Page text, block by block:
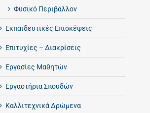
Φυσικό Περιβάλλον
Εκπαιδευτικές Επισκέψεις
Επιτυχίες – Διακρίσεις
Εργασίες Μαθητών
Εργαστήρια Σπουδών
Καλλιτεχνικά Δρώμενα